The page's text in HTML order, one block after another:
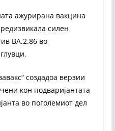
ажурирана вакцина
силен
BA.2.86 во
создадоа верзии
кон подваријантата
во поголемиот дел